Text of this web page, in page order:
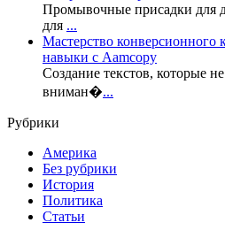
Промывочные присадки для
для ...
Мастерство конверсионного
навыки с Aamcopy
Создание текстов, которые
вниман�...
Рубрики
Америка
Без рубрики
История
Политика
Статьи